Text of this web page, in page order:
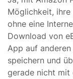
Möglichkeit,
ohne eine
Download von
App auf
speichern und
gerade nicht mit